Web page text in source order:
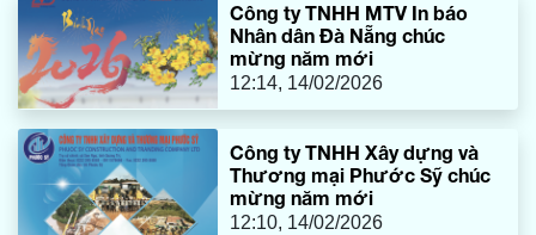
Công ty TNHH MTV In báo
Nhân dân Đà Nẵng chúc
mừng năm mới
12:14, 14/02/2026
Công ty TNHH Xây dựng và
Thương mại Phước Sỹ chúc
mừng năm mới
12:10, 14/02/2026